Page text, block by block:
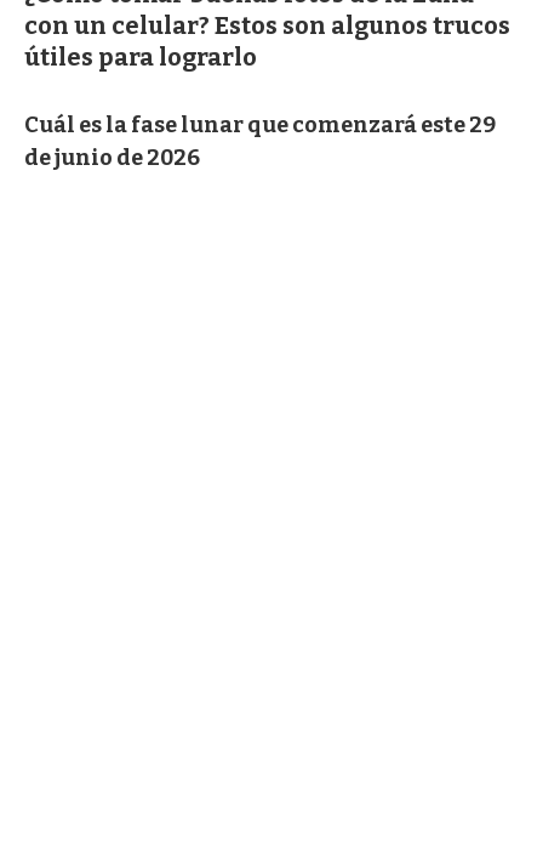
con un celular? Estos son algunos trucos
útiles para lograrlo
Cuál es la fase lunar que comenzará este 29
de junio de 2026